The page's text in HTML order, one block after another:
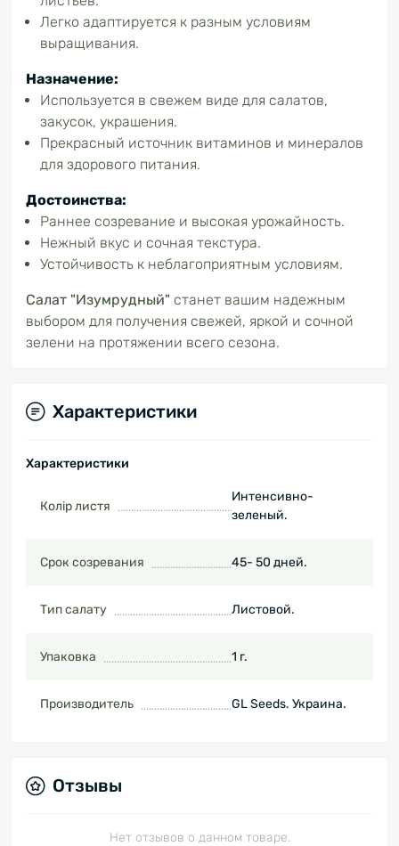
Легко адаптируется к разным условиям
выращивания.
Назначение:
Используется в свежем виде для салатов,
закусок, украшения.
Прекрасный источник витаминов и минералов
для здорового питания.
Достоинства:
Раннее созревание и высокая урожайность.
Нежный вкус и сочная текстура.
Устойчивость к неблагоприятным условиям.
Салат "Изумрудный" станет вашим надежным
выбором для получения свежей, яркой и сочной
зелени на протяжении всего сезона.
Характеристики
Характеристики
Колір листя
Интенсивно-
зеленый.
Срок созревания 45- 50 дней.
Тип салату Листовой.
Упаковка 1 г.
Производитель GL Seeds. Украина.
Отзывы
Нет отзывов о данном товаре.